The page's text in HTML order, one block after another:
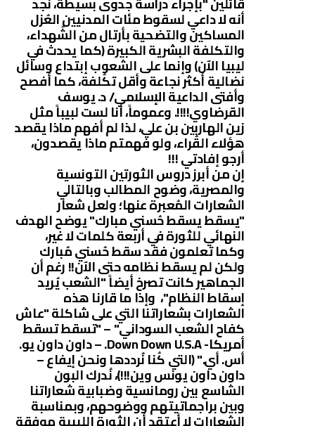
أنه لا داعي لسقوط مئات المدنيين العُزل
المساكين والتضحية بأرتال من الشُهداء،
والتكلفة البشرية الكبيرة (كما يحدث في
ليبيا الآن) وإنما على الشعوب إبتداع وسائل
نضالية أكثر نجاعة وأقل تكُلفة، كما أفصح
وأفتى الداعية الإسلامي/ د. يوسف
القرضاوي!!!!. وعموماً، أنا لست لبيباً مثل
زين الهاربين بن علي، لذا لم أفهم ماذا يقصد
هؤلاء القُراء، ولو فهمتم ماذا يقصدون،
أرجو إفادتي !!!
إن من أبرز دروس الثورتين التونسية
والمصرية، وضوح المطالب وبالتالي
الشعارات المُعبرة عنها؛ ولعل شعار
"يسقط يسقط حُسني مبارك" يوضح الهدف
النهائي للثورة في أربعة كلمات لا غير،
وكما تعلمون فقد سقط حُسني مُبارك
ولكن لم يسقط نظامه حتى الآن!! رغم أن
الجماهير كانت تصرخ أيضاً "الشعب يُريد
إسقاط النظام"، وإذا ما قارنا هذه
الشعارات بشعاراتنا التي على شاكلة "عاش
كفاح الشعب السوداني" – "تسقط تسقط
أمريكا- Down Down U.S.A. – داون داون يو.
أس. أي." (التي كُنا نُرددها ونحن إيفاع –
داون داون يونس وين!!!)، نُدرك البون
الشاسع بين رومانسية وضبابية شعاراتنا
وبين براجماتيتهم ووضوحهم، وبمناسبة
الشعارات لا أعتقد أن الثورة الليبية موفقة